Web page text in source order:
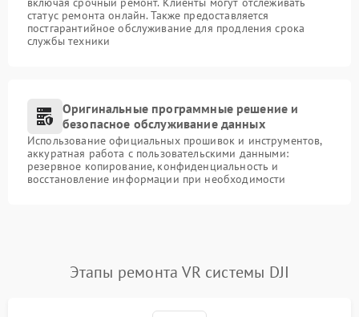
статус ремонта онлайн. Также предоставляется
постгарантийное обслуживание для продления срока
службы техники
Оригинальные программные решение и
безопасное обслуживание данных
Использование официальных прошивок и инструментов,
аккуратная работа с пользовательскими данными:
резервное копирование, конфиденциальность и
восстановление информации при необходимости
Этапы ремонта VR системы DJI